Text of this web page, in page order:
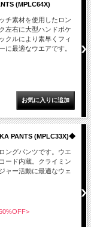
(MPLC64X)
チ素材を使用したロン
左右に大型ハンドポケ
クルにより素早くフィ
に最適なウエアです。
PANTS (MPLC33X)◆
ングパンツです。ウエ
ード内蔵。クライミン
ャー活動に最適なウェ